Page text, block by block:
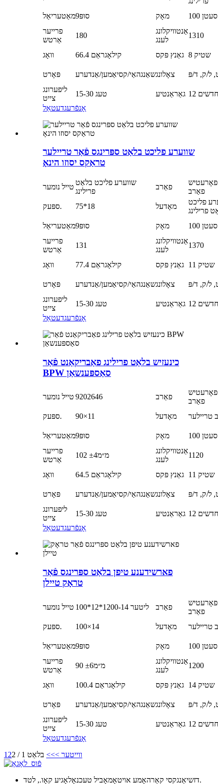
מאַטעריאַל סופּ9 מאָק
100 סעטן
פרייער
אַרטש
180
אַנטוויקלונג
לענג
1310
וואָג 66.4 קילאָגראַם גאַנץ פּקס 8 שטיק
פּאָרט שאַנגהאַי/קסיאַמען/אַנדערעצאָלונג
ל/ק, ד/פּ
ליפערונג
צייט
15-30 טעג גאַראַנטיע
12 חדשים
אָנפֿרעגדעטאַל
שווערע פליכט בלאַט ספּרינגס פֿאַר טריילער
טראַקס יסוזו הינאָ
טייל נומער
שווערע פליכט בלאַט
פרילינג
פאַרב
פאַרב
ספּעק.
75*18 מאָדעל
פליכט
פרילינג
מאַטעריאַל סופּ9 מאָק
100 סעטן
פרייער
אַרטש
131
אַנטוויקלונג
לענג
1370
וואָג 77.4 קילאָגראַם גאַנץ פּקס 11 שטיק
פּאָרט שאַנגהאַי/קסיאַמען/אַנדערעצאָלונג
ל/ק, ד/פּ
ליפערונג
צייט
15-30 טעג גאַראַנטיע
12 חדשים
אָנפֿרעגדעטאַל
כינעזיש בלאַט פרילינג פאַבריקאַנט פֿאַר
BPW סאַספּענשאַן
טייל נומער 9202646 פאַרב
פאַרב
ספּעק.
90×11 מאָדעל טריילער
מאַטעריאַל סופּ9 מאָק
100 סעטן
פרייער
אַרטש
102 מ״מ±4
אַנטוויקלונג
לענג
1120
וואָג 64.5 קילאָגראַם גאַנץ פּקס 11 שטיק
פּאָרט שאַנגהאַי/קסיאַמען/אַנדערעצאָלונג
ל/ק, ד/פּ
ליפערונג
צייט
15-30 טעג גאַראַנטיע
12 חדשים
אָנפֿרעגדעטאַל
פארשידענע טיפן בלאַט ספּרינגס פֿאַר
טראָק טיילן
טייל נומער 100*12*1200-14 ליטער פאַרב
פאַרב
ספּעק.
100×14 מאָדעל טריילער
מאַטעריאַל סופּ9 מאָק
100 סעטן
פרייער
אַרטש
90 מ״מ±6
אַנטוויקלונג
לענג
1200
וואָג 100.4 קילאָגראַם גאַנץ פּקס 14 שטיק
פּאָרט שאַנגהאַי/קסיאַמען/אַנדערעצאָלונג
ל/ק, ד/פּ
ליפערונג
צייט
15-30 טעג גאַראַנטיע
12 חדשים
אָנפֿרעגדעטאַל
1 2 ווייטער >>> בלאַט 1 / 2
דזשיאַנגקסי קאַרהאָמע אויטאָמאָביל טעכנאָלאָגיע קאָו., לטד.